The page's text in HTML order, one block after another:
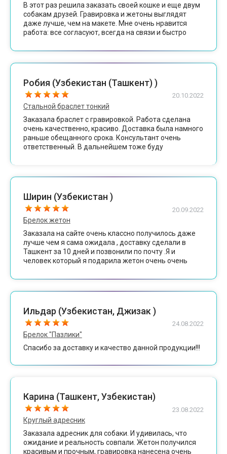
В этот раз решила заказать своей кошке и еще двум
собакам друзей. Гравировка и жетоны выглядят
даже лучше, чем на макете. Мне очень нравится
работа: все согласуют, всегда на связи и быстро
Робия (Узбекистан (Ташкент) )
20.10.2022
Стальной браслет тонкий
Заказала браслет с гравировкой. Работа сделана
очень качественно, красиво. Доставка была намного
раньше обещанного срока. Консультант очень
ответственный. В дальнейшем тоже буду
Ширин (Узбекистан )
20.09.2022
Брелок жетон
Заказала на сайте очень классно получилось даже
лучше чем я сама ожидала , доставку сделали в
Ташкент за 10 дней и позвонили по почту .Я и
человек который я подарила жетон очень очень
закажу
Ильдар (Узбекистан, Джизак )
24.08.2022
Брелок "Пазлики"
Спасибо за доставку и качество данной продукции!!!
Карина (Ташкент, Узбекистан)
23.08.2022
Круглый адресник
Заказала адресник для собаки. И удивилась, что
ожидание и реальность совпали. Жетон получился
красивым и прочным, гравировка нанесена очень